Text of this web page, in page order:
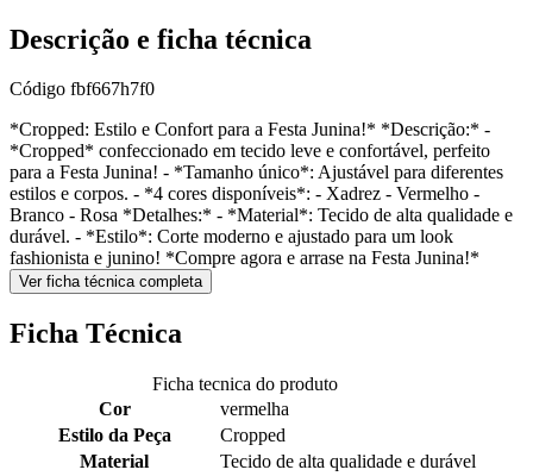
Descrição e ficha técnica
Código fbf667h7f0
*Cropped: Estilo e Confort para a Festa Junina!* *Descrição:* -
*Cropped* confeccionado em tecido leve e confortável, perfeito
para a Festa Junina! - *Tamanho único*: Ajustável para diferentes
estilos e corpos. - *4 cores disponíveis*: - Xadrez - Vermelho -
Branco - Rosa *Detalhes:* - *Material*: Tecido de alta qualidade e
durável. - *Estilo*: Corte moderno e ajustado para um look
fashionista e junino! *Compre agora e arrase na Festa Junina!*
Ver ficha técnica completa
Ficha Técnica
Ficha tecnica do produto
Cor
vermelha
Estilo da Peça
Cropped
Material
Tecido de alta qualidade e durável